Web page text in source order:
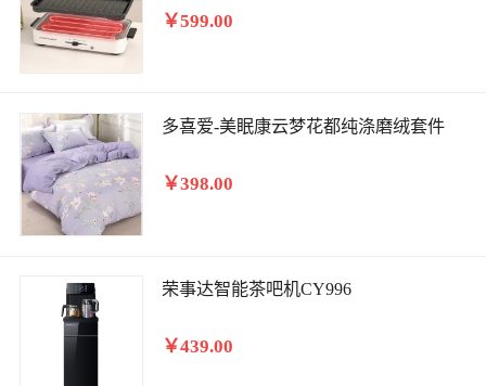
￥599.00
多喜爱-美眠康云梦花都纯涤磨绒套件
￥398.00
荣事达智能茶吧机CY996
￥439.00